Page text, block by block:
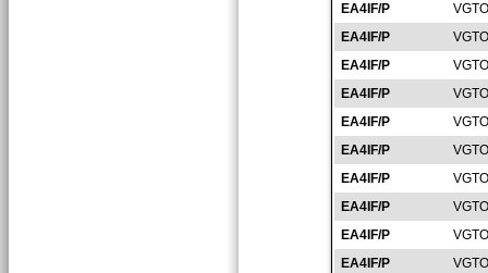
EA4IF/P
EA4IF/P
EA4IF/P
EA4IF/P
EA4IF/P
EA4IF/P
EA4IF/P
EA4IF/P
EA4IF/P
EA4IF/P